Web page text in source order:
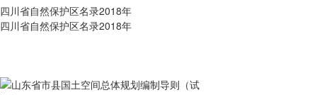
四川省自然保护区名录2018年
四川省自然保护区名录2018年